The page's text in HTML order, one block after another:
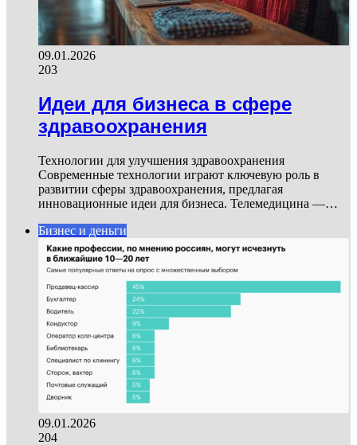
09.01.2026
203
Идеи для бизнеса в сфере
здравоохранения
Технологии для улучшения здравоохранения
Современные технологии играют ключевую роль в
развитии сферы здравоохранения, предлагая
инновационные идеи для бизнеса. Телемедицина —…
Бизнес и деньги
09.01.2026
204